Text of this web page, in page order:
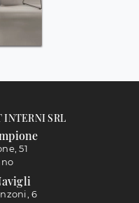
INTERNI SRL
51
6